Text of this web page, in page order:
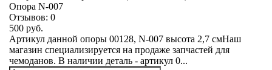
Опора N-007
Отзывов: 0
500 руб.
Артикул данной опоры 00128, N-007 высота 2,7 смНаш
магазин специализируется на продаже запчастей для
чемоданов. В наличии деталь - артикул 0...